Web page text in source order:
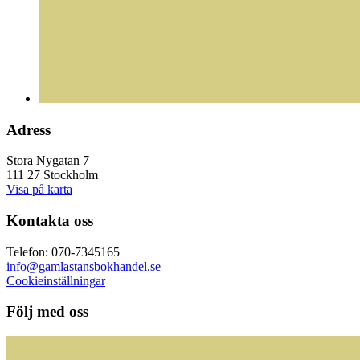
Adress
Stora Nygatan 7
111 27 Stockholm
Visa på karta
Kontakta oss
Telefon: 070-7345165
info@gamlastansbokhandel.se
Cookieinställningar
Följ med oss